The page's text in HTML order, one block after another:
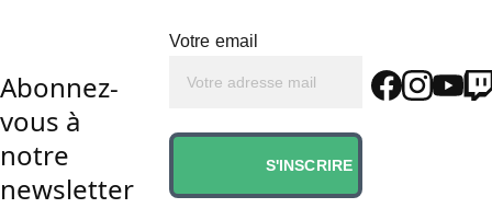
Abonnez-
vous à
notre
newsletter
Votre email
S'INSCRIRE